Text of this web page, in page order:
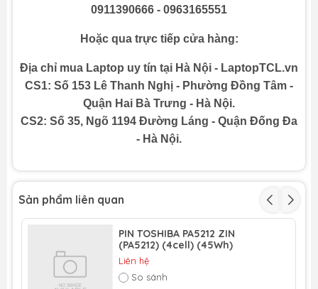
0911390666 - 0963165551
Hoặc qua trực tiếp cửa hàng:
Địa chỉ mua Laptop uy tín tại Hà Nội - LaptopTCL.vn
CS1: Số 153 Lê Thanh Nghị - Phường Đồng Tâm -
Quận Hai Bà Trưng - Hà Nội.
CS2: Số 35, Ngõ 1194 Đường Láng - Quận Đống Đa
- Hà Nội.
Sản phẩm liên quan
PIN TOSHIBA PA5212 ZIN
(PA5212) (4cell) (45Wh)
Liên hệ
So sánh